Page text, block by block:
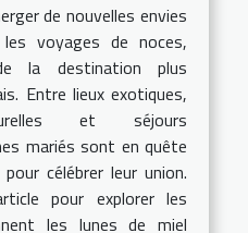
de nouvelles envies
voyages de noces,
la destination plus
Entre lieux exotiques,
et séjours
mariés sont en quête
pour célébrer leur union.
pour explorer les
les lunes de miel